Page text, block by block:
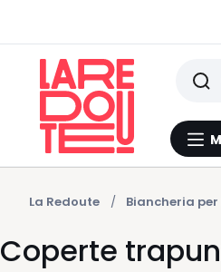
La Redoute Biancheria
Coperte